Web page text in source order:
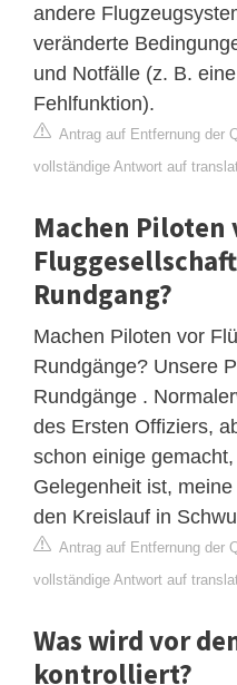
andere
veränderte
und Notfälle (z. B.
Fehlfunktion).
Antrag auf Entfernung der
vollständige Antwort auf
Machen Piloten
Rundgang?
Machen Piloten vor
Rundgänge? Unsere
Rundgänge .
des Ersten Offiziers,
schon einige
Gelegenheit ist,
den Kreislauf in
Antrag auf Entfernung der
vollständige Antwort auf
Was wird vor
kontrolliert?